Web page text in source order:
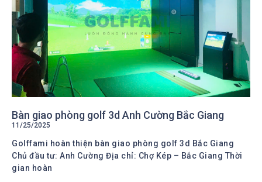
Bàn giao phòng golf 3d Anh Cường Bắc Giang
11/25/2025
Golffami hoàn thiện bàn giao phòng golf 3d Bắc Giang
Chủ đầu tư: Anh Cường Địa chỉ: Chợ Kép – Bắc Giang Thời
gian hoàn